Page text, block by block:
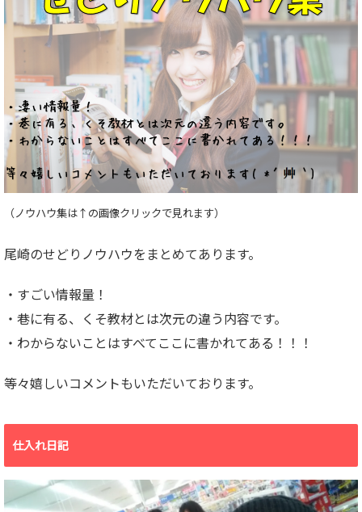
（ノウハウ集は↑の画像クリックで見れます）
尾崎のせどりノウハウをまとめてあります。
・すごい情報量！
・巷に有る、くそ教材とは次元の違う内容です。
・わからないことはすべてここに書かれてある！！！
等々嬉しいコメントもいただいております。
仕入れ日記